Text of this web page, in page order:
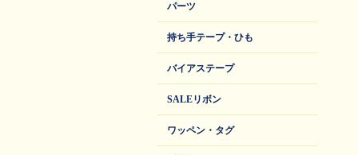
パーツ
持ち手テープ・ひも
バイアステープ
SALEリボン
ワッペン・タグ